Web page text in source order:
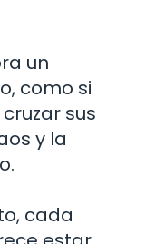
un
como si
sus
y la
cada